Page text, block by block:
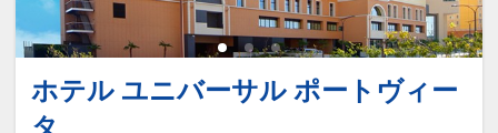
ホテル ユニバーサル ポートヴィー